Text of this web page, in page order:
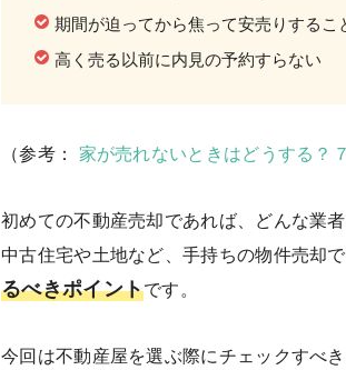
期間が迫ってから焦って安売りするこ
高く売る以前に内見の予約すらない
（参考： 家が売れないときはどうする？
初めての不動産売却であれば、どんな業
中古住宅や土地など、手持ちの物件売却で
るべきポイントです。
今回は不動産屋を選ぶ際にチェックすべ